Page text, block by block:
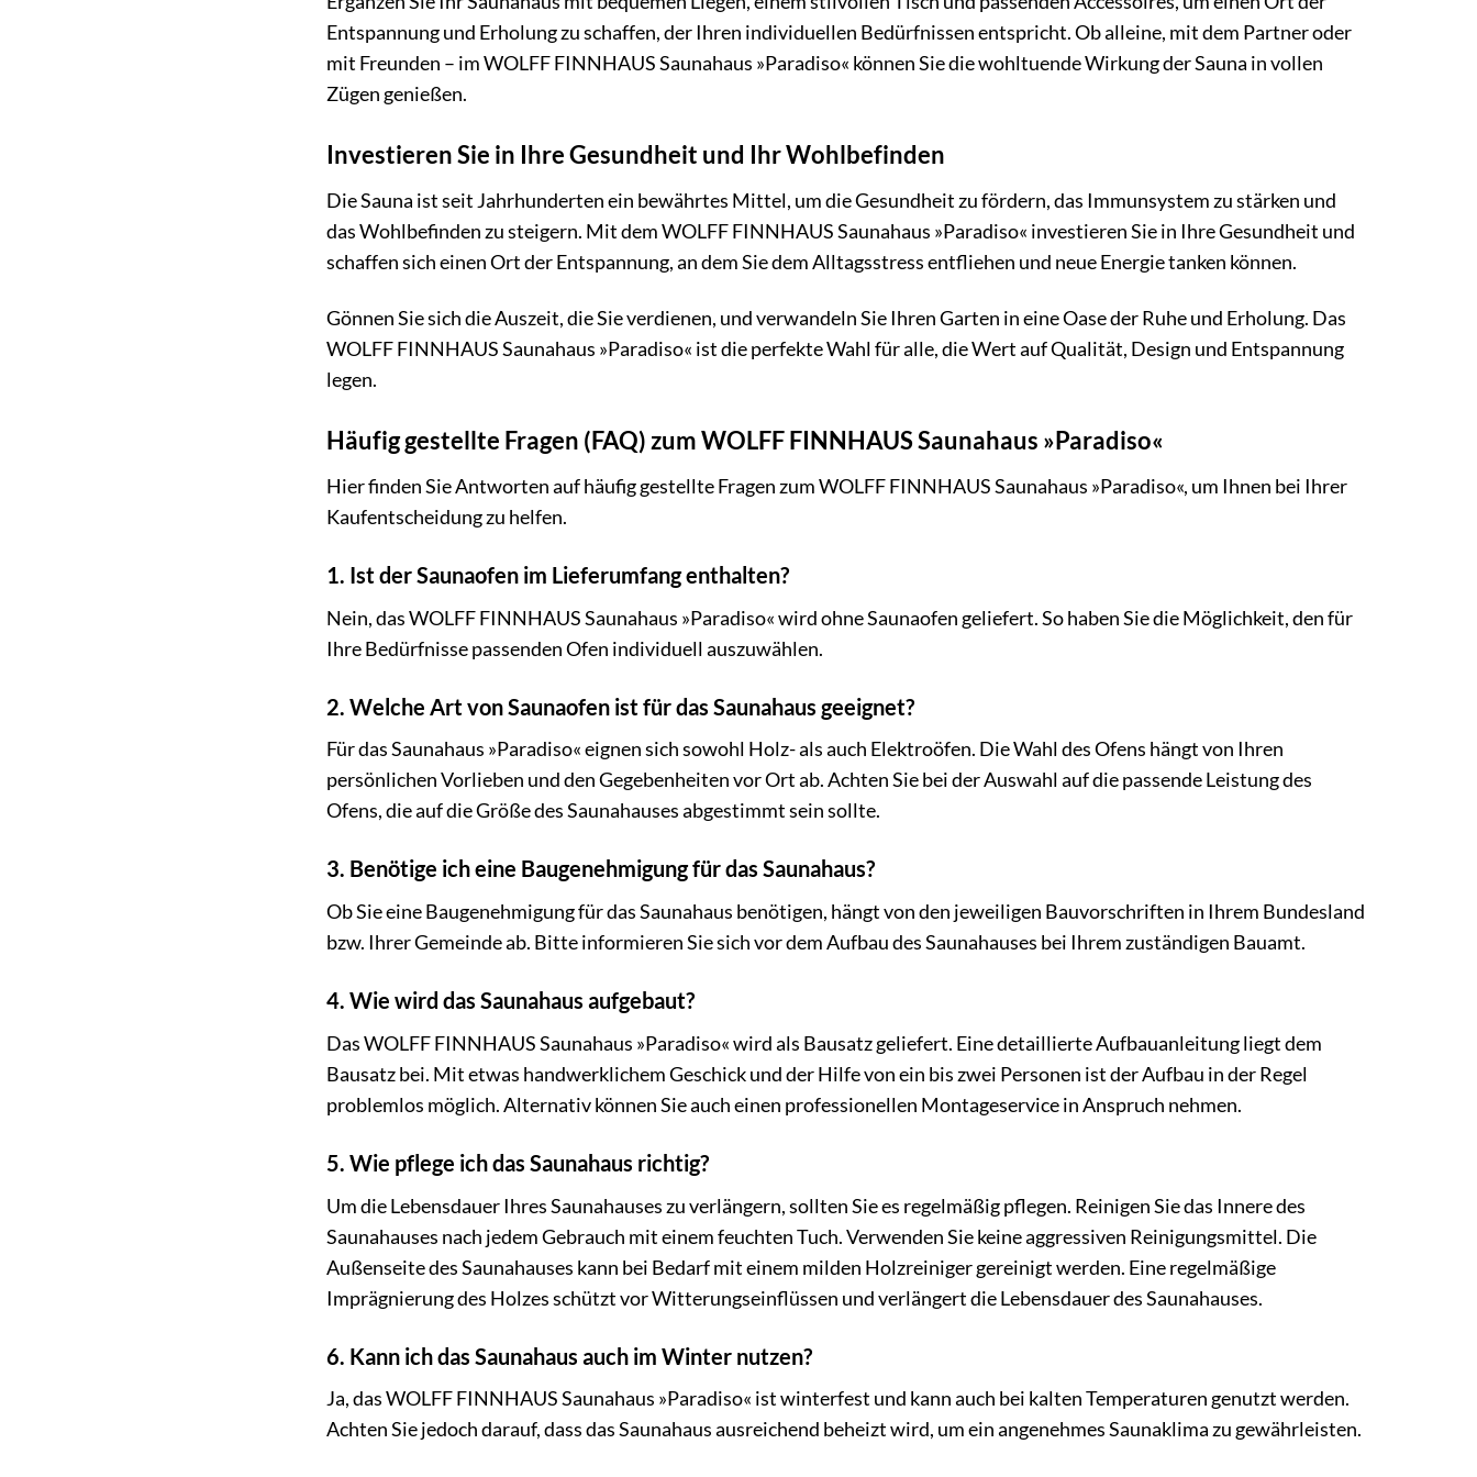
Entspannung und Erholung zu schaffen, der Ihren individuellen Bedürfnissen entspricht. Ob alleine, mit dem Partner oder
mit Freunden – im WOLFF FINNHAUS Saunahaus »Paradiso« können Sie die wohltuende Wirkung der Sauna in vollen
Zügen genießen.
Investieren Sie in Ihre Gesundheit und Ihr Wohlbefinden
Die Sauna ist seit Jahrhunderten ein bewährtes Mittel, um die Gesundheit zu fördern, das Immunsystem zu stärken und
das Wohlbefinden zu steigern. Mit dem WOLFF FINNHAUS Saunahaus »Paradiso« investieren Sie in Ihre Gesundheit und
schaffen sich einen Ort der Entspannung, an dem Sie dem Alltagsstress entfliehen und neue Energie tanken können.
Gönnen Sie sich die Auszeit, die Sie verdienen, und verwandeln Sie Ihren Garten in eine Oase der Ruhe und Erholung. Das
WOLFF FINNHAUS Saunahaus »Paradiso« ist die perfekte Wahl für alle, die Wert auf Qualität, Design und Entspannung
legen.
Häufig gestellte Fragen (FAQ) zum WOLFF FINNHAUS Saunahaus »Paradiso«
Hier finden Sie Antworten auf häufig gestellte Fragen zum WOLFF FINNHAUS Saunahaus »Paradiso«, um Ihnen bei Ihrer
Kaufentscheidung zu helfen.
1. Ist der Saunaofen im Lieferumfang enthalten?
Nein, das WOLFF FINNHAUS Saunahaus »Paradiso« wird ohne Saunaofen geliefert. So haben Sie die Möglichkeit, den für
Ihre Bedürfnisse passenden Ofen individuell auszuwählen.
2. Welche Art von Saunaofen ist für das Saunahaus geeignet?
Für das Saunahaus »Paradiso« eignen sich sowohl Holz- als auch Elektroöfen. Die Wahl des Ofens hängt von Ihren
persönlichen Vorlieben und den Gegebenheiten vor Ort ab. Achten Sie bei der Auswahl auf die passende Leistung des
Ofens, die auf die Größe des Saunahauses abgestimmt sein sollte.
3. Benötige ich eine Baugenehmigung für das Saunahaus?
Ob Sie eine Baugenehmigung für das Saunahaus benötigen, hängt von den jeweiligen Bauvorschriften in Ihrem Bundesland
bzw. Ihrer Gemeinde ab. Bitte informieren Sie sich vor dem Aufbau des Saunahauses bei Ihrem zuständigen Bauamt.
4. Wie wird das Saunahaus aufgebaut?
Das WOLFF FINNHAUS Saunahaus »Paradiso« wird als Bausatz geliefert. Eine detaillierte Aufbauanleitung liegt dem
Bausatz bei. Mit etwas handwerklichem Geschick und der Hilfe von ein bis zwei Personen ist der Aufbau in der Regel
problemlos möglich. Alternativ können Sie auch einen professionellen Montageservice in Anspruch nehmen.
5. Wie pflege ich das Saunahaus richtig?
Um die Lebensdauer Ihres Saunahauses zu verlängern, sollten Sie es regelmäßig pflegen. Reinigen Sie das Innere des
Saunahauses nach jedem Gebrauch mit einem feuchten Tuch. Verwenden Sie keine aggressiven Reinigungsmittel. Die
Außenseite des Saunahauses kann bei Bedarf mit einem milden Holzreiniger gereinigt werden. Eine regelmäßige
Imprägnierung des Holzes schützt vor Witterungseinflüssen und verlängert die Lebensdauer des Saunahauses.
6. Kann ich das Saunahaus auch im Winter nutzen?
Ja, das WOLFF FINNHAUS Saunahaus »Paradiso« ist winterfest und kann auch bei kalten Temperaturen genutzt werden.
Achten Sie jedoch darauf, dass das Saunahaus ausreichend beheizt wird, um ein angenehmes Saunaklima zu gewährleisten.